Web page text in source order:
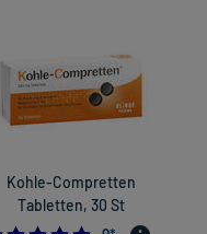
Kohle-Compretten
Tabletten, 30 St